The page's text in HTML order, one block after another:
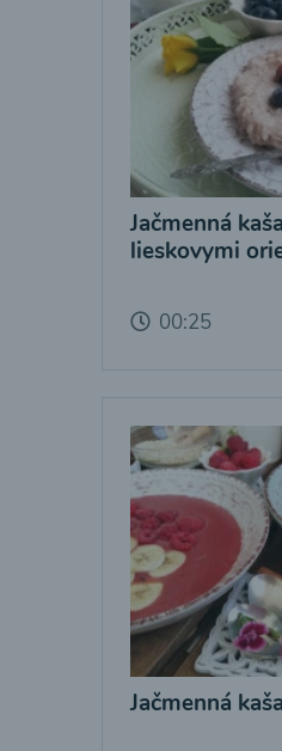
Jačmenná
lieskovymi
00:25
Jačmenná